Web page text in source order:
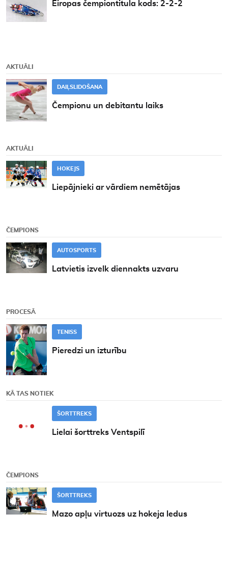
Eiropas čempiontitula kods: 2-2-2
AKTUĀLI
DAIĻSLIDOŠANA
Čempionu un debitantu laiks
AKTUĀLI
HOKEJS
Liepājnieki ar vārdiem nemētājas
ČEMPIONS
AUTOSPORTS
Latvietis izvelk diennakts uzvaru
PROCESĀ
TENISS
Pieredzi un izturību
KĀ TAS NOTIEK
ŠORTTREKS
Lielai šorttreks Ventspilī
ČEMPIONS
ŠORTTREKS
Mazo apļu virtuozs uz hokeja ledus